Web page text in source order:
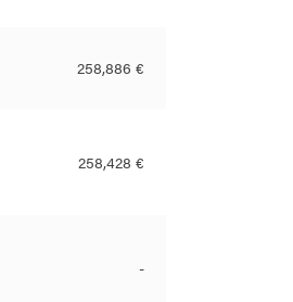
258,886 €
258,428 €
-